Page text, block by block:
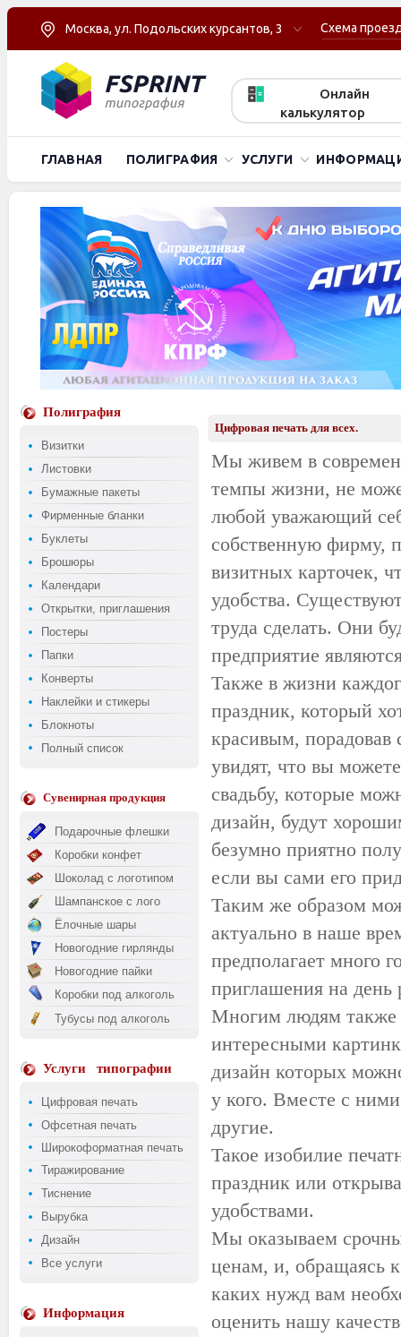
Москва, ул. Подольских курсантов, 3 Схема
Онлайн
калькулятор
ГЛАВНАЯ ПОЛИГРАФИЯ УСЛУГИ
Полиграфия
Визитки
Листовки
Бумажные пакеты
Фирменные бланки
Буклеты
Брошюры
Календари
Открытки, приглашения
Постеры
Папки
Конверты
Наклейки и стикеры
Блокноты
Полный список
Сувенирная продукция
Подарочные флешки
Коробки конфет
Шоколад с логотипом
Шампанское с лого
Ёлочные шары
Новогодние гирлянды
Новогодние пайки
Коробки под алкоголь
Тубусы под алкоголь
Услуги типографии
Цифровая печать
Офсетная печать
Широкоформатная печать
Тиражирование
Тиснение
Вырубка
Дизайн
Все услуги
Информация
Цифровая печать для всех.
Мы живем в
темпы жизни, не
любой уважающий
собственную фирму,
визитных карточек,
удобства.
труда сделать. Они
предприятие
Также в жизни
праздник, который
красивым, порадовав
увидят, что вы
свадьбу, которые
дизайн, будут
безумно приятно
если вы сами его
Таким же образом
актуально в наше
предполагает много
приглашения на день
Многим людям также
интересными
дизайн которых
у кого. Вместе с
другие.
Такое изобилие
праздник или
удобствами.
Мы оказываем
ценам, и, обращаясь
каких нужд вам
оценить нашу